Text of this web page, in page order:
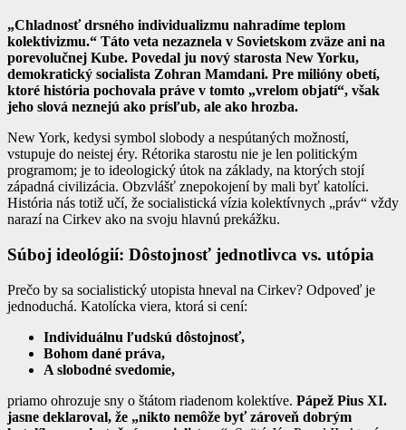
„Chladnosť drsného individualizmu nahradíme teplom
kolektivizmu.“ Táto veta nezaznela v Sovietskom zväze ani na
porevolučnej Kube. Povedal ju nový starosta New Yorku,
demokratický socialista Zohran Mamdani. Pre milióny obetí,
ktoré história pochovala práve v tomto „vrelom objatí“, však
jeho slová neznejú ako prísľub, ale ako hrozba.
New York, kedysi symbol slobody a nespútaných možností,
vstupuje do neistej éry. Rétorika starostu nie je len politickým
programom; je to ideologický útok na základy, na ktorých stojí
západná civilizácia. Obzvlášť znepokojení by mali byť katolíci.
História nás totiž učí, že socialistická vízia kolektívnych „práv“ vždy
narazí na Cirkev ako na svoju hlavnú prekážku.
Súboj ideológií: Dôstojnosť jednotlivca vs. utópia
Prečo by sa socialistický utopista hneval na Cirkev? Odpoveď je
jednoduchá. Katolícka viera, ktorá si cení:
Individuálnu ľudskú dôstojnosť,
Bohom dané práva,
A slobodné svedomie,
priamo ohrozuje sny o štátom riadenom kolektíve. Pápež Pius XI.
jasne deklaroval, že „nikto nemôže byť zároveň dobrým